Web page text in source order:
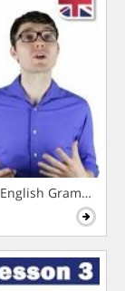
Grammar